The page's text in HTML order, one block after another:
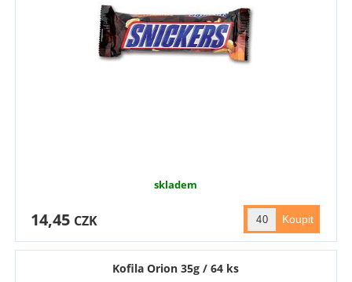
skladem
14,45 CZK
Kofila Orion 35g / 64 ks